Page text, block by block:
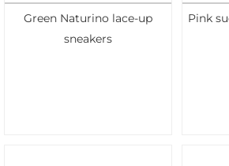
Green Naturino lace-up
sneakers
Pink